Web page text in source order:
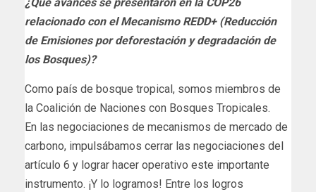
relacionado con el Mecanismo REDD+ (Reducción
de Emisiones por deforestación y degradación de
los Bosques)?
Como país de bosque tropical, somos miembros de
la Coalición de Naciones con Bosques Tropicales.
En las negociaciones de mecanismos de mercado de
carbono, impulsábamos cerrar las negociaciones del
artículo 6 y lograr hacer operativo este importante
instrumento. ¡Y lo logramos! Entre los logros